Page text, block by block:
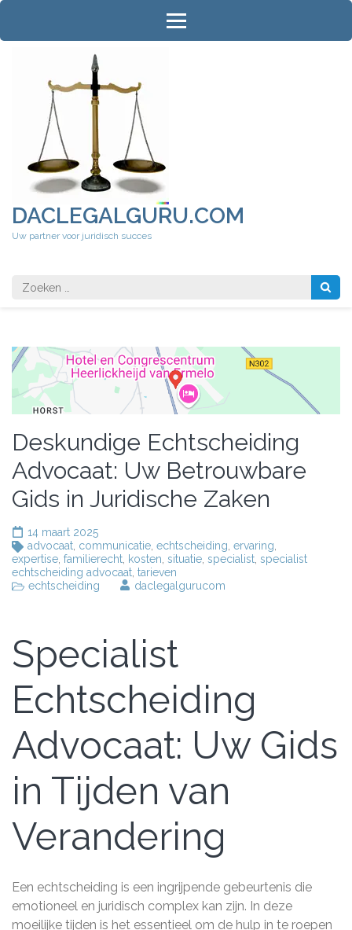
Ga
inhoud
DACLEGALGURU.COM
Uw partner voor juridisch succes
Zoeken
naar:
Deskundige Echtscheiding
Advocaat: Uw Betrouwbare
Gids in Juridische Zaken
14 maart 2025
advocaat communicatie echtscheiding ervaring
expertise familierecht kosten situatie specialist specialist
echtscheiding advocaat tarieven
echtscheiding
daclegalgurucom
Specialist
Echtscheiding
Advocaat: Uw Gids
in Tijden van
Verandering
Een echtscheiding is een ingrijpende gebeurtenis die
emotioneel en juridisch complex kan zijn. In deze
moeilijke tijden is het essentieel om de hulp in te roepen